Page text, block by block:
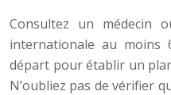
Consultez un médecin
internationale au moins
départ pour établir un
N’oubliez pas de vérifier